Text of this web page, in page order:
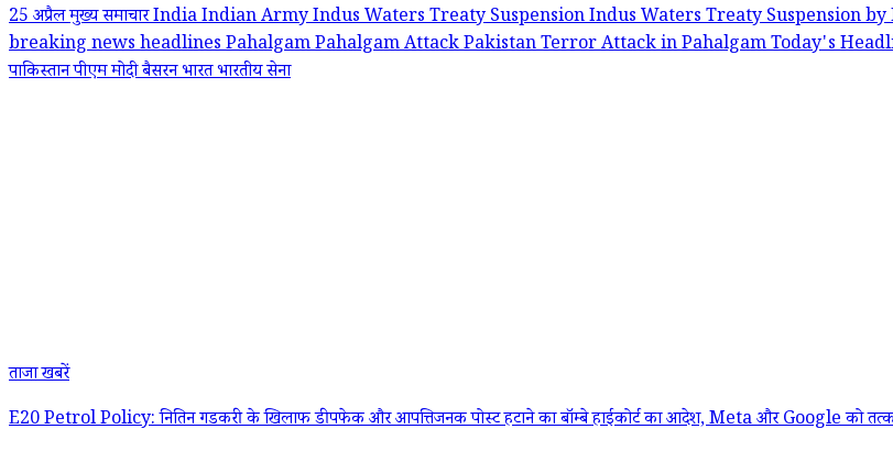
25 अप्रैल मुख्य समाचारIndiaIndian ArmyIndus Waters Treaty SuspensionIndus Waters Treaty Suspension
breaking news headlinesPahalgamPahalgam AttackPakistanTerror Attack in PahalgamToday's
पाकिस्तानपीएम मोदीबैसरनभारतभारतीय सेना
ताजा खबरें
E20 Petrol Policy: नितिन गडकरी के खिलाफ डीपफेक और आपत्तिजनक पोस्ट हटाने का बॉम्बे हाईकोर्ट का आदेश, Meta और Google को